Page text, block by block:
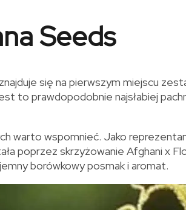
Seeds
się na pierwszym miejscu
to prawdopodobnie najsłabiej
warto wspomnieć. Jako
poprzez skrzyżowanie Afghani x
borówkowy posmak i aromat.